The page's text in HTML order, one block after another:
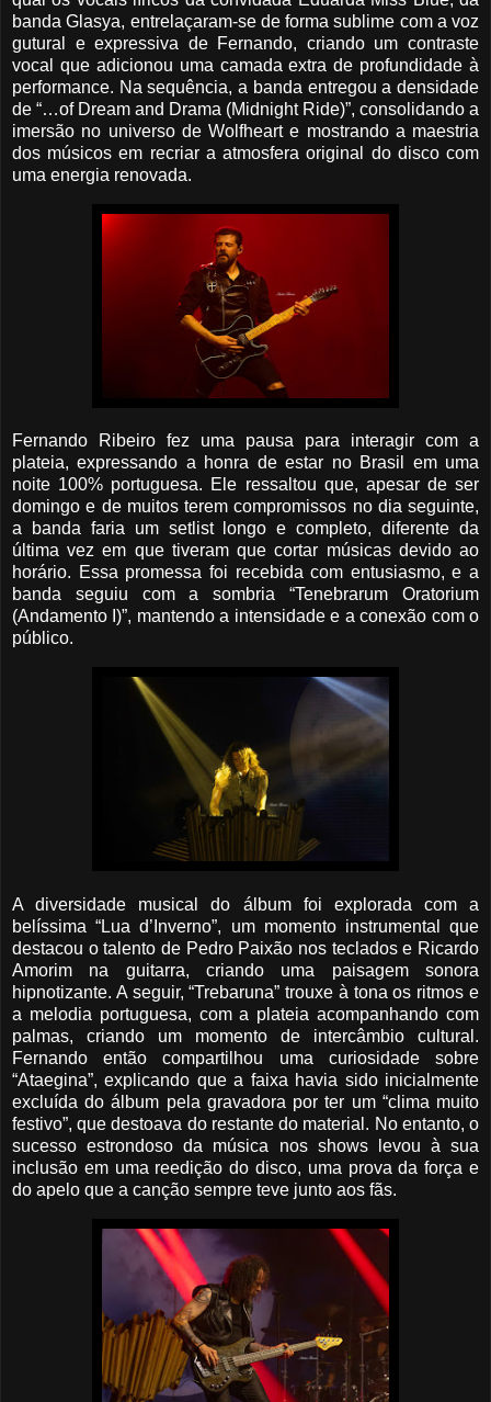
banda Glasya, entrelaçaram-se de forma sublime com a voz
gutural e expressiva de Fernando, criando um contraste
vocal que adicionou uma camada extra de profundidade à
performance. Na sequência, a banda entregou a densidade
de “…of Dream and Drama (Midnight Ride)”, consolidando a
imersão no universo de Wolfheart e mostrando a maestria
dos músicos em recriar a atmosfera original do disco com
uma energia renovada.
Fernando Ribeiro fez uma pausa para interagir com a
plateia, expressando a honra de estar no Brasil em uma
noite 100% portuguesa. Ele ressaltou que, apesar de ser
domingo e de muitos terem compromissos no dia seguinte,
a banda faria um setlist longo e completo, diferente da
última vez em que tiveram que cortar músicas devido ao
horário. Essa promessa foi recebida com entusiasmo, e a
banda seguiu com a sombria “Tenebrarum Oratorium
(Andamento I)”, mantendo a intensidade e a conexão com o
público.
A diversidade musical do álbum foi explorada com a
belíssima “Lua d’Inverno”, um momento instrumental que
destacou o talento de Pedro Paixão nos teclados e Ricardo
Amorim na guitarra, criando uma paisagem sonora
hipnotizante. A seguir, “Trebaruna” trouxe à tona os ritmos e
a melodia portuguesa, com a plateia acompanhando com
palmas, criando um momento de intercâmbio cultural.
Fernando então compartilhou uma curiosidade sobre
“Ataegina”, explicando que a faixa havia sido inicialmente
excluída do álbum pela gravadora por ter um “clima muito
festivo”, que destoava do restante do material. No entanto, o
sucesso estrondoso da música nos shows levou à sua
inclusão em uma reedição do disco, uma prova da força e
do apelo que a canção sempre teve junto aos fãs.